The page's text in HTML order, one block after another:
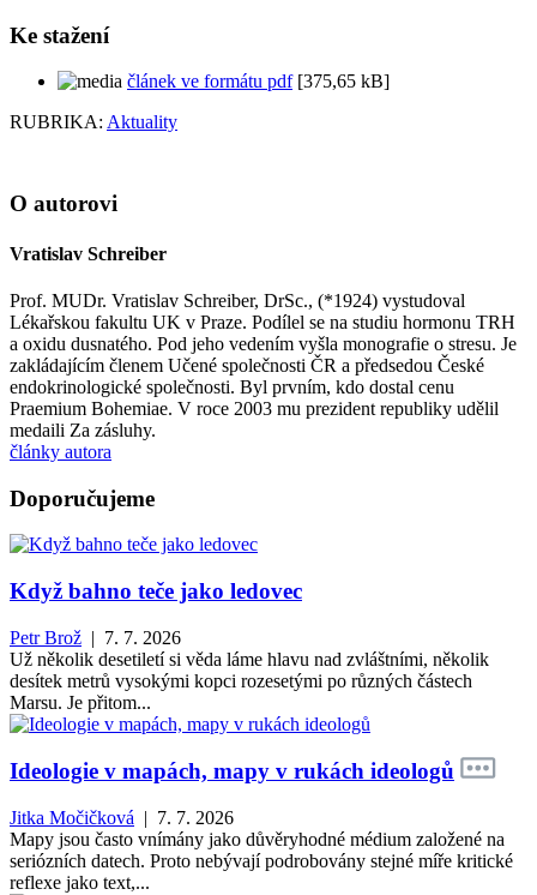
Ke stažení
článek ve formátu pdf[375,65 kB]
RUBRIKA: Aktuality
O autorovi
Vratislav Schreiber
Prof. MUDr. Vratislav Schreiber, DrSc., (*1924) vystudoval
Lékařskou fakultu UK v Praze. Podílel se na studiu hormonu TRH
a oxidu dusnatého. Pod jeho vedením vyšla monografie o stresu. Je
zakládajícím členem Učené společnosti ČR a předsedou České
endokrinologické společnosti. Byl prvním, kdo dostal cenu
Praemium Bohemiae. V roce 2003 mu prezident republiky udělil
medaili Za zásluhy.
články autora
Doporučujeme
Když bahno teče jako ledovec
Petr Brož | 7. 7. 2026
Už několik desetiletí si věda láme hlavu nad zvláštními, několik
desítek metrů vysokými kopci rozesetými po různých částech
Marsu. Je přitom...
Ideologie v mapách, mapy v rukách ideologů
Jitka Močičková | 7. 7. 2026
Mapy jsou často vnímány jako důvěryhodné médium založené na
seriózních datech. Proto nebývají podrobovány stejné míře kritické
reflexe jako text,...